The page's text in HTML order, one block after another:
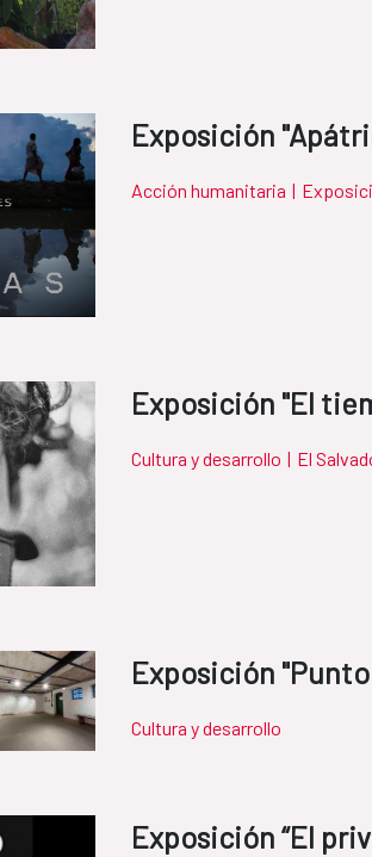
Exposición
Acción humanitaria |
Exposición "El
Cultura y desarrollo | El
Exposición "Punto
Cultura y desarrollo
Exposición “El